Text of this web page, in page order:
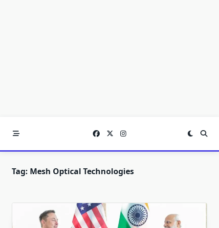
Tag: Mesh Optical Technologies